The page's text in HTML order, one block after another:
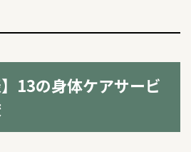
】13の身体ケアサービ